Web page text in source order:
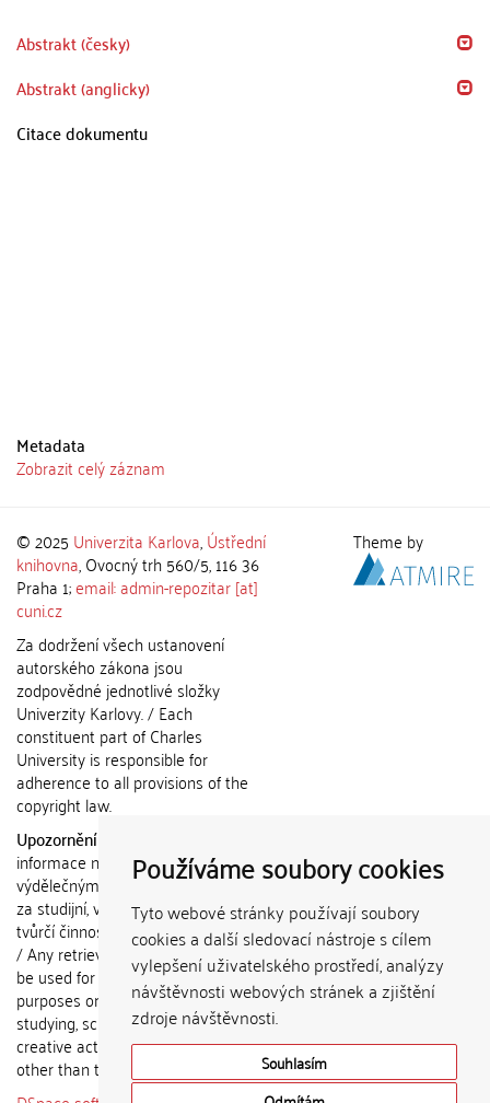
Používáme soubory cookies
Tyto webové stránky používají soubory
cookies a další sledovací nástroje s cílem
vylepšení uživatelského prostředí, analýzy
návštěvnosti webových stránek a zjištění
zdroje návštěvnosti.
Souhlasím
Abstrakt (česky)
Abstrakt (anglicky)
Citace dokumentu
Metadata
Zobrazit celý záznam
© 2025 Univerzita Karlova,Ústřední
knihovna, Ovocný trh 560/5, 116 36
Praha 1;email: admin-repozitar [at]
cuni.cz
Za dodržení všech ustanovení
autorského zákona jsou
zodpovědné jednotlivé složky
Univerzity Karlovy. / Each
constituent part of Charles
University is responsible for
adherence to all provisions of the
copyright law.
Upozornění / Notice:
informace nemohou být použity k
výdělečným účelům nebo vydávány
za studijní, vědeckou nebo jinou
tvůrčí činnost jiné osoby než autora.
/ Any retrieved information shall not
be used for any commercial
purposes or claimed as results of
studying, scientific or any other
creative activities of any person
other than the author.
Theme by